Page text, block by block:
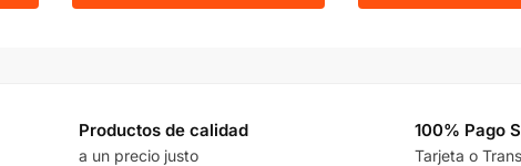
Productos de calidad
a un precio justo
100% Pago
Tarjeta o